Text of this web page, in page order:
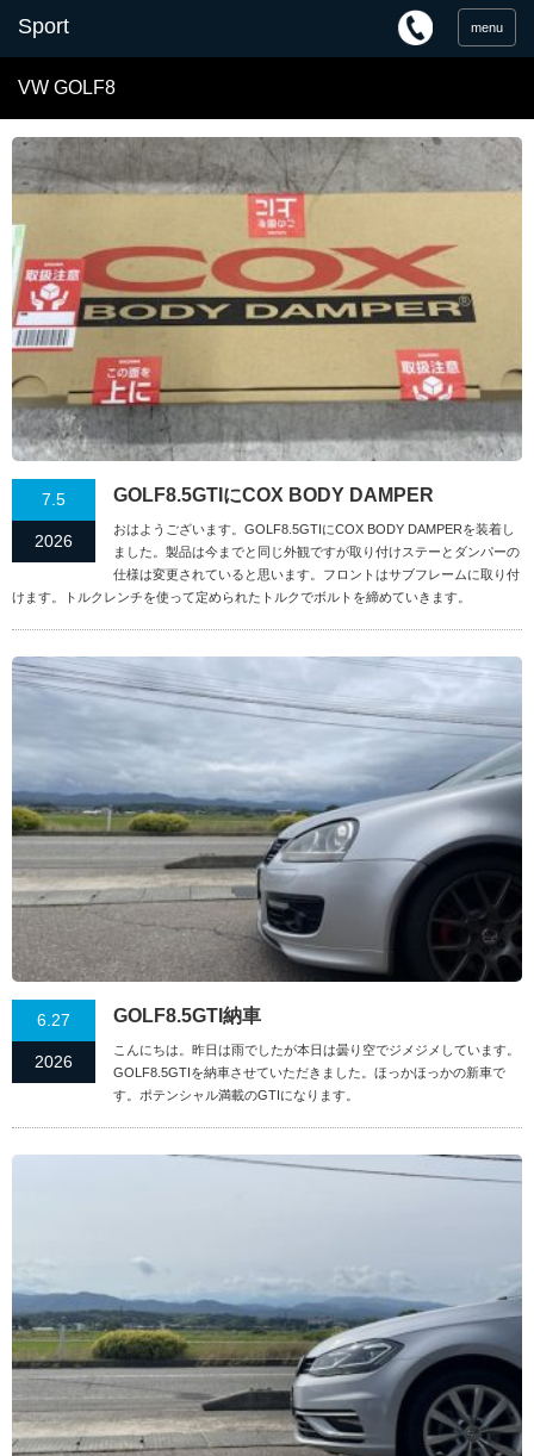
menu
VW GOLF8
7.5
2026
GOLF8.5GTIにCOX BODY DAMPER
おはようございます。GOLF8.5GTIにCOX BODY DAMPERを装着し
ました。製品は今までと同じ外観ですが取り付けステーとダンパーの
仕様は変更されていると思います。フロントはサブフレームに取り付
けます。トルクレンチを使って定められたトルクでボルトを締めていきます。
6.27
2026
GOLF8.5GTI納車
こんにちは。昨日は雨でしたが本日は曇り空でジメジメしています。
GOLF8.5GTIを納車させていただきました。ほっかほっかの新車で
す。ポテンシャル満載のGTIになります。